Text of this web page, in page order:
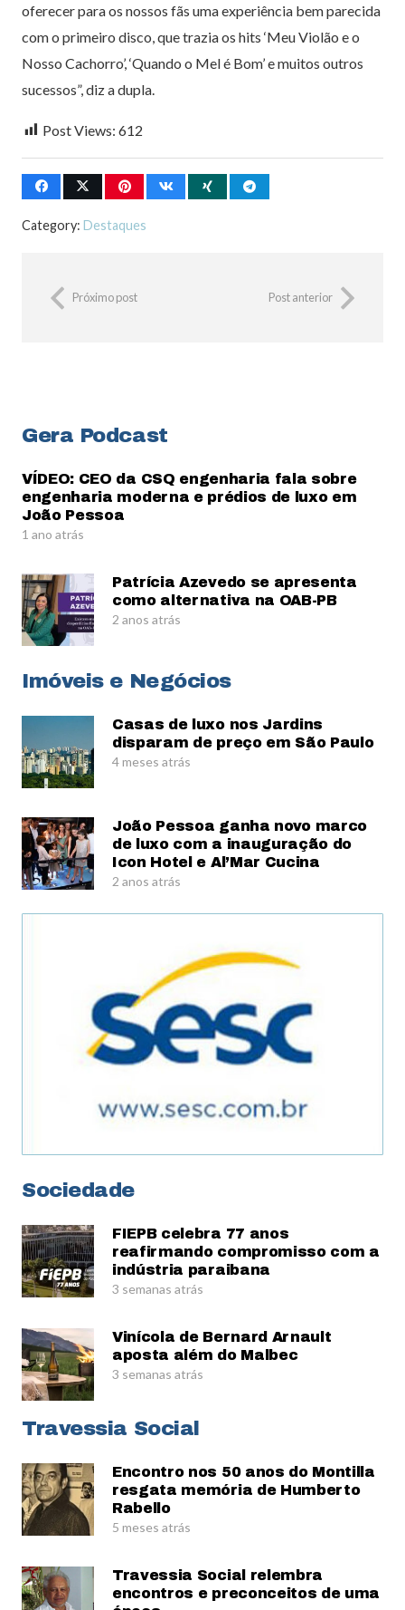
oferecer para os nossos fãs uma experiência bem parecida
com o primeiro disco, que trazia os hits ‘Meu Violão e o
Nosso Cachorro’, ‘Quando o Mel é Bom’ e muitos outros
sucessos”, diz a dupla.
Post Views: 612
Category: Destaques
Próximo post Post anterior
Gera Podcast
VÍDEO: CEO da CSQ engenharia fala sobre
engenharia moderna e prédios de luxo em
João Pessoa
1 ano atrás
Patrícia Azevedo se apresenta
como alternativa na OAB-PB
2 anos atrás
Imóveis e Negócios
Casas de luxo nos Jardins
disparam de preço em São Paulo
4 meses atrás
João Pessoa ganha novo marco
de luxo com a inauguração do
Icon Hotel e Al’Mar Cucina
2 anos atrás
Sociedade
FIEPB celebra 77 anos
reafirmando compromisso com a
indústria paraibana
3 semanas atrás
Vinícola de Bernard Arnault
aposta além do Malbec
3 semanas atrás
Travessia Social
Encontro nos 50 anos do Montilla
resgata memória de Humberto
Rabello
5 meses atrás
Travessia Social relembra
encontros e preconceitos de uma